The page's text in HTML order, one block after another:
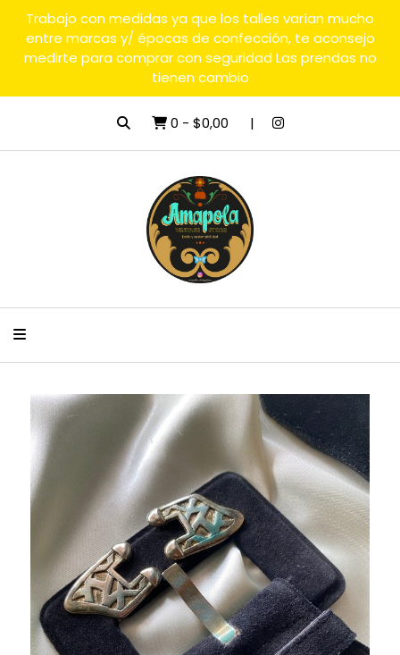
Trabajo con medidas ya que los talles varían mucho
entre marcas y/ épocas de confección, te aconsejo
medirte para comprar con seguridad Las prendas no
tienen cambio
0 - $0,00